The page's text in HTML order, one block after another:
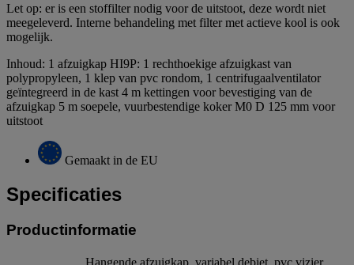
Let op: er is een stoffilter nodig voor de uitstoot, deze wordt niet
meegeleverd. Interne behandeling met filter met actieve kool is ook
mogelijk.
Inhoud: 1 afzuigkap HI9P: 1 rechthoekige afzuigkast van
polypropyleen, 1 klep van pvc rondom, 1 centrifugaalventilator
geïntegreerd in de kast 4 m kettingen voor bevestiging van de
afzuigkap 5 m soepele, vuurbestendige koker M0 D 125 mm voor
uitstoot
Gemaakt in de EU
Specificaties
Productinformatie